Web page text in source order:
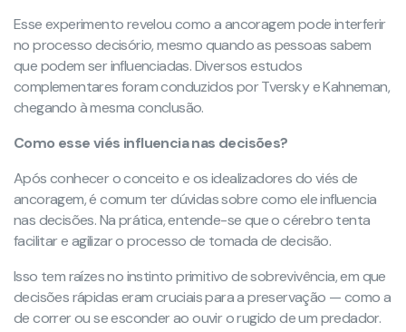
Esse experimento revelou como a ancoragem pode interferir
no processo decisório, mesmo quando as pessoas sabem
que podem ser influenciadas. Diversos estudos
complementares foram conduzidos por Tversky e Kahneman,
chegando à mesma conclusão.
Como esse viés influencia nas decisões?
Após conhecer o conceito e os idealizadores do viés de
ancoragem, é comum ter dúvidas sobre como ele influencia
nas decisões. Na prática, entende-se que o cérebro tenta
facilitar e agilizar o processo de tomada de decisão.
Isso tem raízes no instinto primitivo de sobrevivência, em que
decisões rápidas eram cruciais para a preservação — como a
de correr ou se esconder ao ouvir o rugido de um predador.